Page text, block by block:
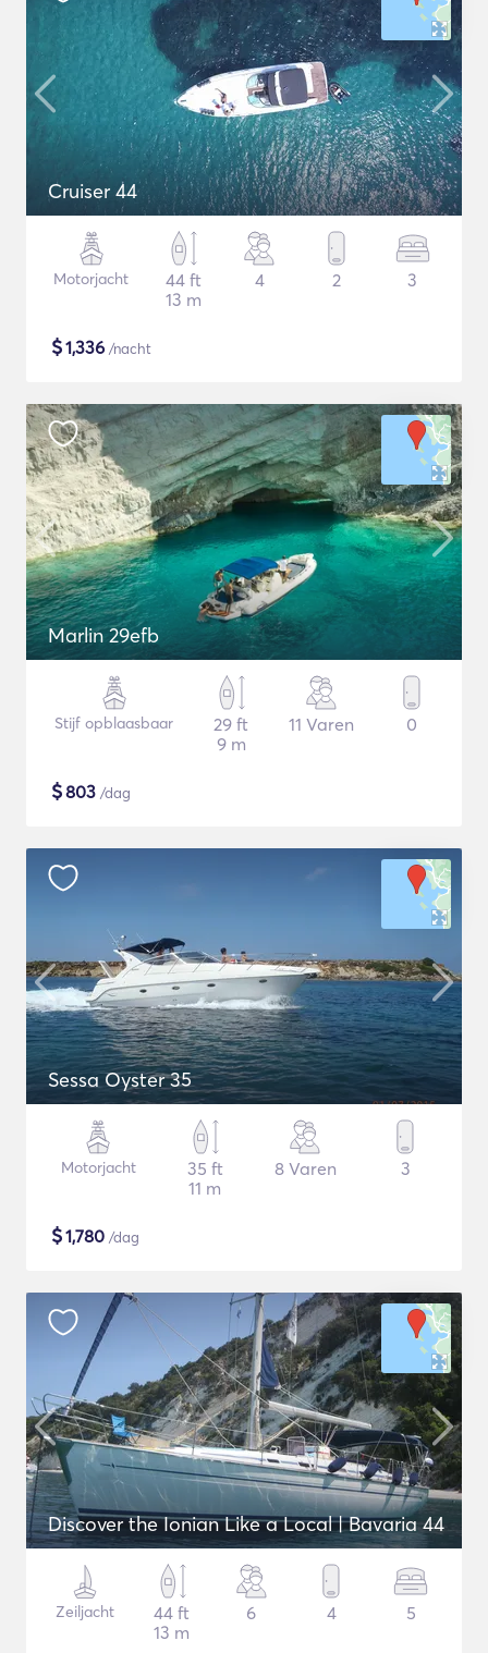
Cruiser 44
Motorjacht
44 ft
13 m
4 2 3
$1,336 /nacht
Marlin 29efb
Stijf opblaasbaar
29 ft
9 m
11 Varen 0
$803 /dag
Sessa Oyster 35
Motorjacht
35 ft
11 m
8 Varen 3
$1,780 /dag
Discover the Ionian Like a Local | Bavaria 44
Zeiljacht
44 ft
13 m
6 4 5